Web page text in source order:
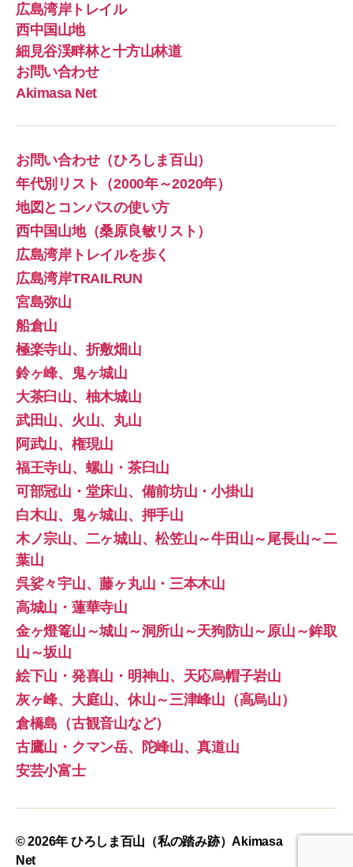
広島湾岸トレイル
西中国山地
細見谷渓畔林と十方山林道
お問い合わせ
Akimasa Net
お問い合わせ（ひろしま百山）
年代別リスト（2000年～2020年）
地図とコンパスの使い方
西中国山地（桑原良敏リスト）
広島湾岸トレイルを歩く
広島湾岸TRAILRUN
宮島弥山
船倉山
極楽寺山、折敷畑山
鈴ヶ峰、鬼ヶ城山
大茶臼山、柚木城山
武田山、火山、丸山
阿武山、権現山
福王寺山、螺山・茶臼山
可部冠山・堂床山、備前坊山・小掛山
白木山、鬼ヶ城山、押手山
木ノ宗山、二ヶ城山、松笠山～牛田山～尾長山～二
葉山
呉娑々宇山、藤ヶ丸山・三本木山
高城山・蓮華寺山
金ヶ燈篭山～城山～洞所山～天狗防山～原山～鉾取
山～坂山
絵下山・発喜山・明神山、天応烏帽子岩山
灰ヶ峰、大庭山、休山～三津峰山（高烏山）
倉橋島（古観音山など）
古鷹山・クマン岳、陀峰山、真道山
安芸小富士
© 2026年 ひろしま百山（私の踏み跡）Akimasa
Net